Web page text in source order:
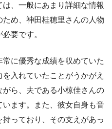
、一般にあまり詳細な情報
め、神田桂穂里さんの人物
要です。
に優秀な成績を収めていた
入れていたことがうかがえ
ら、夫である小椋佳さんの
ます。また、彼女自身も音
っており、その支えがあっ